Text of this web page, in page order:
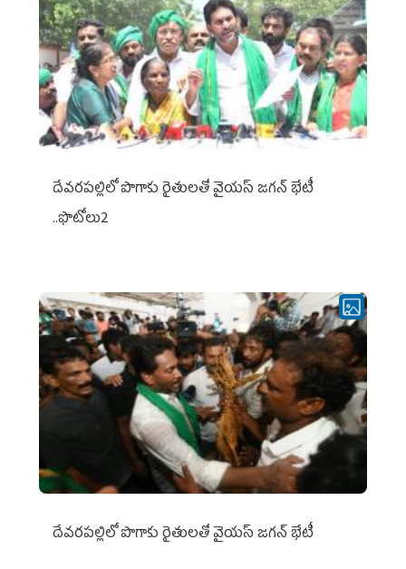
దేవరపల్లిలో పొగాకు రైతులతో వైయస్ జగన్ భేటీ
..ఫొటోలు2
దేవరపల్లిలో పొగాకు రైతులతో వైయస్ జగన్ భేటీ